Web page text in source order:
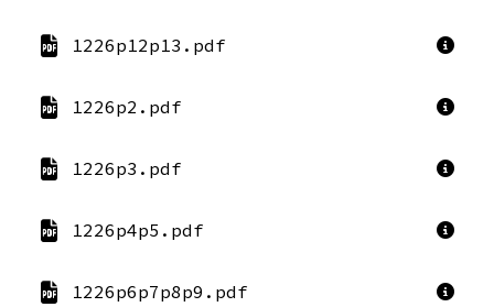
1226p12p13.pdf
1226p2.pdf
1226p3.pdf
1226p4p5.pdf
1226p6p7p8p9.pdf